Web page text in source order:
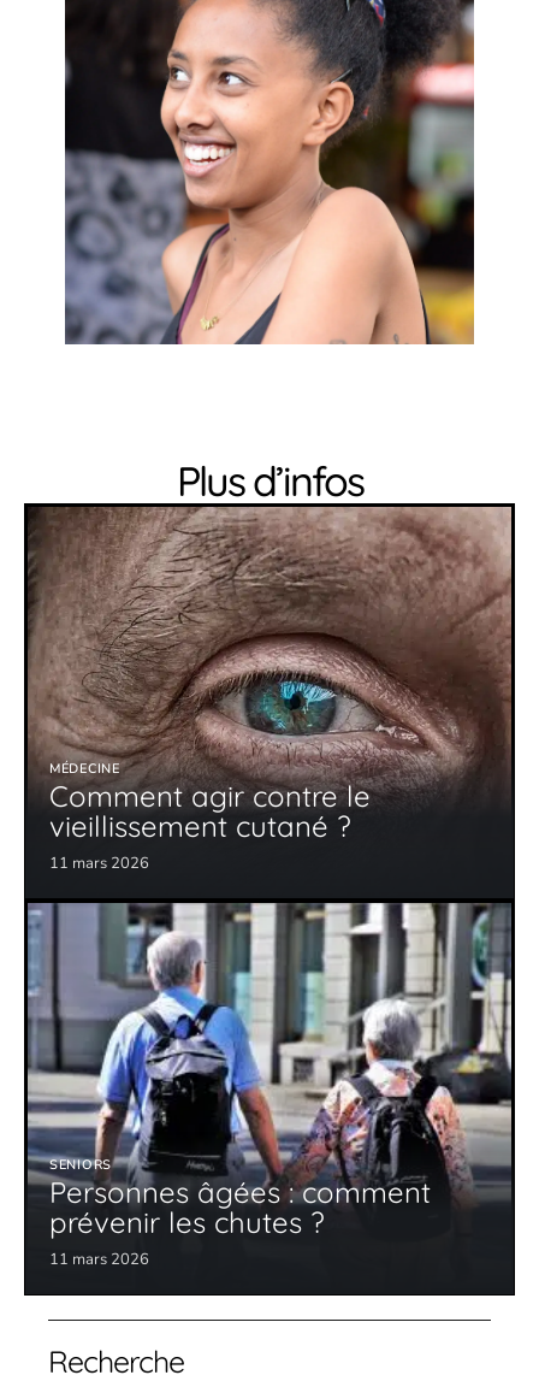
Plus d’infos
MÉDECINE
Comment agir contre le
vieillissement cutané ?
11 mars 2026
SENIORS
Personnes âgées : comment
prévenir les chutes ?
11 mars 2026
Recherche